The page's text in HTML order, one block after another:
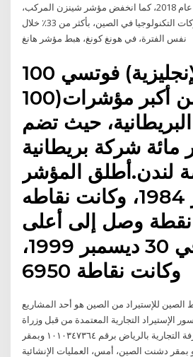
بنسبة تقارب 25٪، خلال عام 2018، كما انخفض مؤشر شينزن المركب،
الذي يضم العديد من شركات التكنولوجيا في الصين، بأكثر من 33٪ خلال
نفس الفترة، في هونغ كونغ، هبط مؤشر هانغ
فوتسي 100 (بالإنجليزية: ftse
100)‏ واحدة من أكبر مؤشرات
حيث تضم
مائة شركة بريطانية
لندن.أطلق المؤشر
في 3 يناير 1984، وكانت نقاطه
1000 نقطة وصل إلى أعلى
مستوياته في 30 ديسمبر 1999،
وكانت نقاطة 6950
للإستيراد من الصين هو أحد المشاريع
الإستيراد التجارية المعتمدة من قبل وزراة
التجارة والصناعة والغرفة التجارية بالرياض برقم ١٠١٠٣٤٧٣٦٤ وبمقر
دشنت الصين، أمس، العمليات الإنشائية